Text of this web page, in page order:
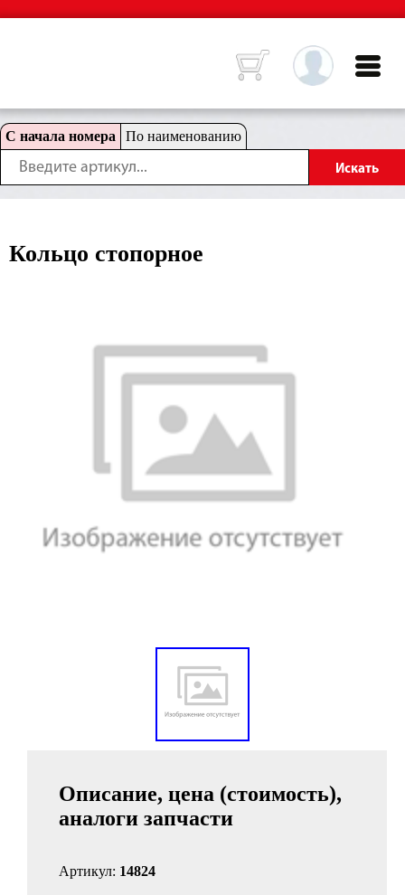
С начала номера По наименованию
Кольцо стопорное
Описание, цена (стоимость),
аналоги запчасти
Артикул: 14824